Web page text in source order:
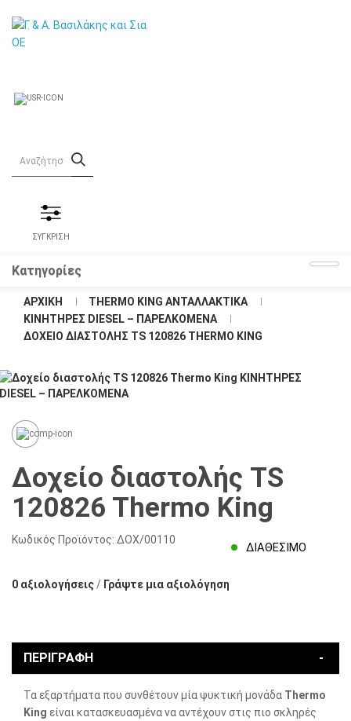
ΣΥΓΚΡΙΣΗ
Κατηγορίες
ΑΡΧΙΚΉ
THERMO KING ΑΝΤΑΛΛΑΚΤΙΚΑ
KΙΝΗΤΗΡΕΣ DIESEL – ΠΑΡΕΛΚΟΜΕΝΑ
ΔΟΧΕΊΟ ΔΙΑΣΤΟΛΉΣ TS 120826 THERMO KING
Δοχείο διαστολής TS
120826 Thermo King
Κωδικός Προϊόντος: ΔΟΧ/00110
ΔΙΑΘΈΣΙΜΟ
0 αξιολογήσεις/ Γράψτε μια αξιολόγηση
ΠΕΡΙΓΡΑΦΉ
Τα εξαρτήματα που συνθέτουν μία ψυκτική μονάδα Thermo
King είναι κατασκευασμένα να αντέχουν στις πιο σκληρές